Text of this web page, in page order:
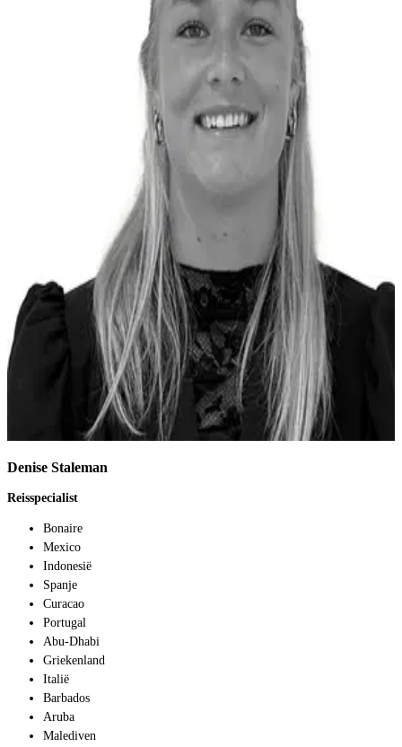
Denise Staleman
Reisspecialist
Bonaire
Mexico
Indonesië
Spanje
Curacao
Portugal
Abu-Dhabi
Griekenland
Italië
Barbados
Aruba
Malediven